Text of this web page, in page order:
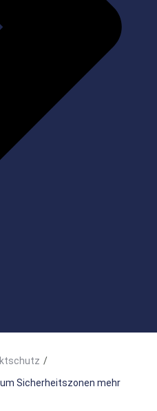
/
Sicherheitszonen mehr